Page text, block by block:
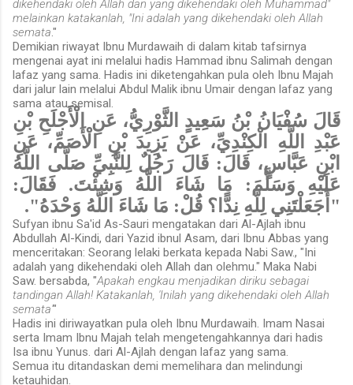
dikehendaki oleh Allah dan yang dikehendaki oleh Muhammad"
melainkan katakanlah, "Ini adalah yang dikehendaki oleh Allah
semata."
Demikian riwayat Ibnu Murdawaih di dalam kitab tafsirnya
mengenai ayat ini melalui hadis Hammad ibnu Salimah dengan
lafaz yang sama. Hadis ini diketengahkan pula oleh Ibnu Majah
dari jalur lain melalui Abdul Malik ibnu Umair dengan lafaz yang
sama atau semisal.
قَالَ سُفْيَانُ بْنُ سَعِيدٍ الثَّوْرِيُّ، عَنِ الْأَجْلَحِ بْنِ
عَبْدِ اللَّهِ الْكِنْدِيِّ، عَنْ يَزِيدَ بْنِ الْأَصَمِّ، عَنِ
ابْنِ عَبَّاسٍ، قَالَ: قَالَ رَجُلٌ لِلنَّبِيِّ صَلَّى اللَّهُ
عَلَيْهِ وَسَلَّمَ: مَا شَاءَ اللَّهُ وَشِئْتَ. فَقَالَ:
"أَجَعَلْتَنِي لِلَّهِ نِدًّا؟ قُلْ: مَا شَاءَ اللَّهُ وَحْدَهُ".
Sufyan ibnu Sa'id As-Sauri mengatakan dari Al-Ajlah ibnu
Abdullah Al-Kindi, dari Yazid ibnul Asam, dari Ibnu Abbas yang
menceritakan: Seorang lelaki berkata kepada Nabi Saw., "Ini
adalah yang dikehendaki oleh Allah dan olehmu." Maka Nabi
Saw. bersabda, "Apakah engkau menjadikan diriku sebagai
tandingan Allah! Katakanlah, 'Inilah yang dikehendaki oleh Allah
semata'"
Hadis ini diriwayatkan pula oleh Ibnu Murdawaih. Imam Nasai
serta Imam Ibnu Majah telah mengetengahkannya dari hadis
Isa ibnu Yunus. dari Al-Ajlah dengan lafaz yang sama.
Semua itu ditandaskan demi memelihara dan melindungi
ketauhidan.